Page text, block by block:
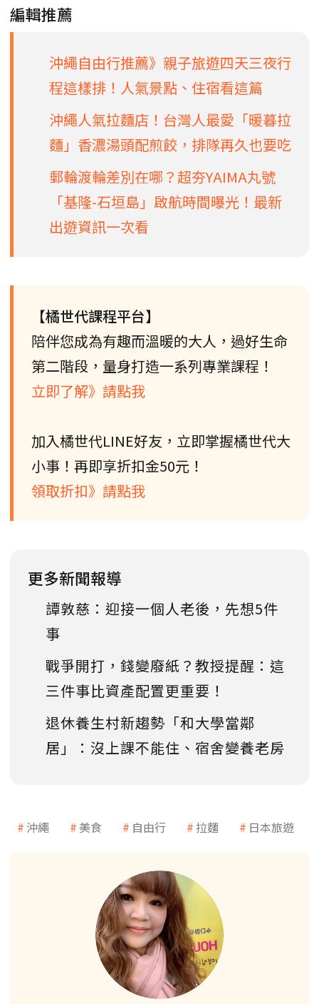
編輯推薦
沖繩自由行推薦》親子旅遊四天三夜行
程這樣排！人氣景點、住宿看這篇
沖繩人氣拉麵店！台灣人最愛「暖暮拉
麵」香濃湯頭配煎餃，排隊再久也要吃
郵輪渡輪差別在哪？超夯YAIMA丸號
「基隆-石垣島」啟航時間曝光！最新
出遊資訊一次看
【橘世代課程平台】
陪伴您成為有趣而溫暖的大人，過好生命
第二階段，量身打造一系列專業課程！
立即了解》請點我
加入橘世代LINE好友，立即掌握橘世代大
小事！再即享折扣金50元！
領取折扣》請點我
更多新聞報導
譚敦慈：迎接一個人老後，先想5件
事
戰爭開打，錢變廢紙？教授提醒：這
三件事比資產配置更重要！
退休養生村新趨勢「和大學當鄰
居」：沒上課不能住、宿舍變養老房
沖繩 美食 自由行 拉麵 日本旅遊